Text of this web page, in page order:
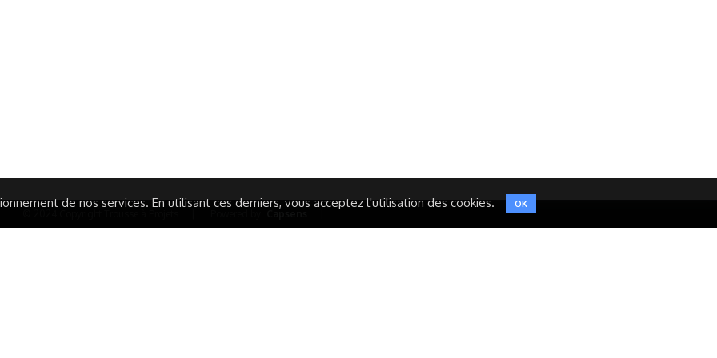
de nos services. En utilisant ces derniers, vous acceptez l'utilisation des cookies. OK